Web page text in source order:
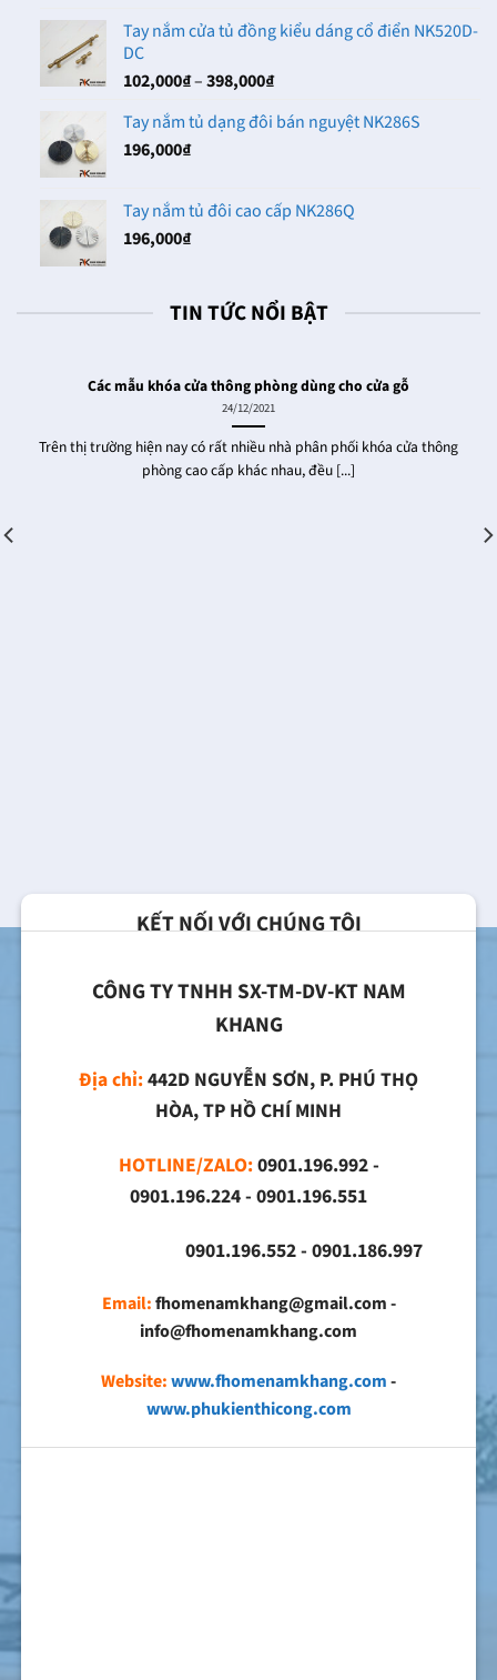
230,000₫
286,000₫
Tay nắm cửa tủ đồng kiểu dáng cổ điển NK520D-
DC
102,000₫–398,000₫Khoảng
từ
398,000₫
Tay nắm tủ dạng đôi bán nguyệt NK286S
196,000₫
Tay nắm tủ đôi cao cấp NK286Q
196,000₫
TIN TỨC NỔI BẬT
Các mẫu khóa cửa thông phòng dùng cho cửa gỗ
24/12/2021
Trên thị trường hiện nay có rất nhiều nhà phân phối khóa cửa thông
phòng cao cấp khác nhau, đều [...]
KẾT NỐI VỚI CHÚNG TÔI
CÔNG TY TNHH SX-TM-DV-KT NAM
KHANG
Địa chỉ:442D NGUYỄN SƠN, P. PHÚ THỌ
HÒA, TP HỒ CHÍ MINH
HOTLINE/ZALO:0901.196.992 -
0901.196.224 - 0901.196.551
0901.196.552 - 0901.186.997
Email:fhomenamkhang@gmail.com -
info@fhomenamkhang.com
Website:www.fhomenamkhang.com-
www.phukienthicong.com